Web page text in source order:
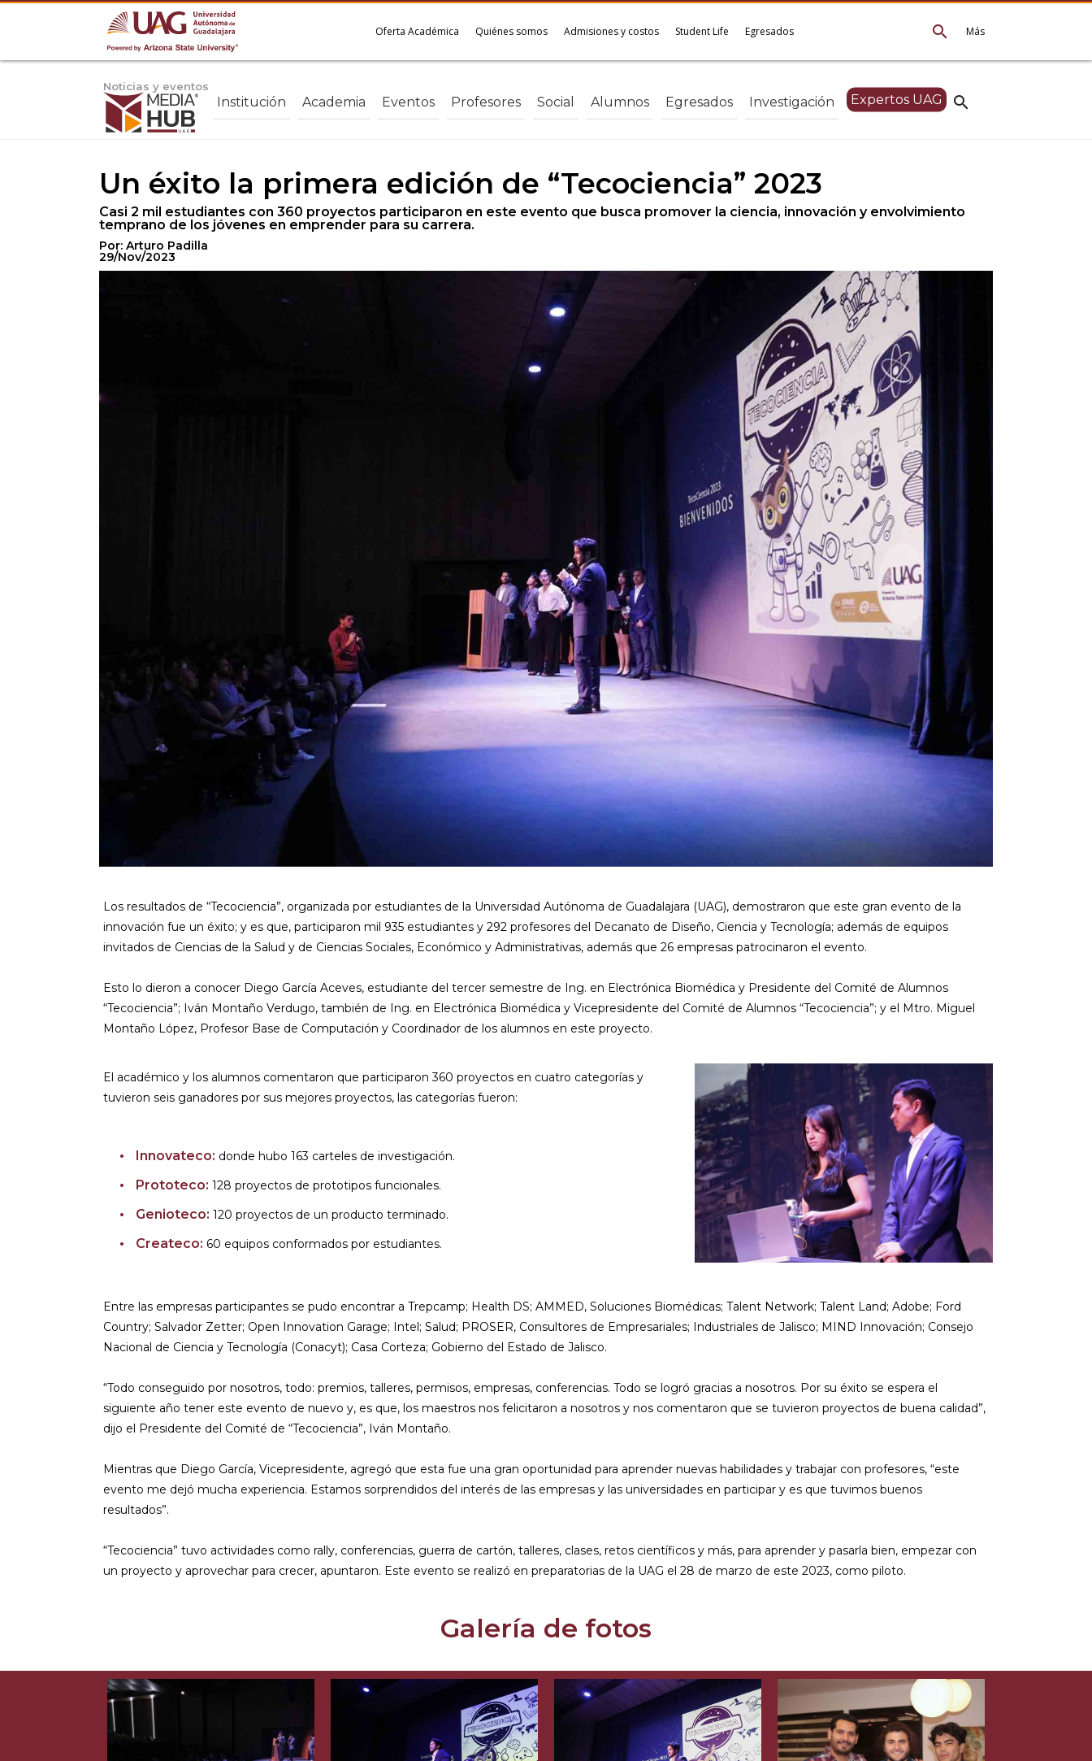
Más
search
Oferta Académica Quiénes somos Admisiones y costos Student Life Egresados
Noticias y eventos
search
Institución Academia Eventos Profesores Social Alumnos Egresados Investigación Expertos UAG
Un éxito la primera edición de “Tecociencia” 2023
Casi 2 mil estudiantes con 360 proyectos participaron en este evento que busca promover la ciencia, innovación y envolvimiento
temprano de los jóvenes en emprender para su carrera.
Por: Arturo Padilla
29/Nov/2023
Los resultados de “Tecociencia”, organizada por estudiantes de la Universidad Autónoma de Guadalajara (UAG), demostraron que este gran evento de la
innovación fue un éxito; y es que, participaron mil 935 estudiantes y 292 profesores del Decanato de Diseño, Ciencia y Tecnología; además de equipos
invitados de Ciencias de la Salud y de Ciencias Sociales, Económico y Administrativas, además que 26 empresas patrocinaron el evento.
Esto lo dieron a conocer Diego García Aceves, estudiante del tercer semestre de Ing. en Electrónica Biomédica y Presidente del Comité de Alumnos
“Tecociencia”; Iván Montaño Verdugo, también de Ing. en Electrónica Biomédica y Vicepresidente del Comité de Alumnos “Tecociencia”; y el Mtro. Miguel
Montaño López, Profesor Base de Computación y Coordinador de los alumnos en este proyecto.
El académico y los alumnos comentaron que participaron 360 proyectos en cuatro categorías y
tuvieron seis ganadores por sus mejores proyectos, las categorías fueron:
Innovateco: donde hubo 163 carteles de investigación.
Prototeco: 128 proyectos de prototipos funcionales.
Genioteco: 120 proyectos de un producto terminado.
Createco: 60 equipos conformados por estudiantes.
Entre las empresas participantes se pudo encontrar a Trepcamp; Health DS; AMMED, Soluciones Biomédicas; Talent Network; Talent Land; Adobe; Ford
Country; Salvador Zetter; Open Innovation Garage; Intel; Salud; PROSER, Consultores de Empresariales; Industriales de Jalisco; MIND Innovación; Consejo
Nacional de Ciencia y Tecnología (Conacyt); Casa Corteza; Gobierno del Estado de Jalisco.
“Todo conseguido por nosotros, todo: premios, talleres, permisos, empresas, conferencias. Todo se logró gracias a nosotros. Por su éxito se espera el
siguiente año tener este evento de nuevo y, es que, los maestros nos felicitaron a nosotros y nos comentaron que se tuvieron proyectos de buena calidad”,
dijo el Presidente del Comité de “Tecociencia”, Iván Montaño.
Mientras que Diego García, Vicepresidente, agregó que esta fue una gran oportunidad para aprender nuevas habilidades y trabajar con profesores, “este
evento me dejó mucha experiencia. Estamos sorprendidos del interés de las empresas y las universidades en participar y es que tuvimos buenos
resultados”.
“Tecociencia” tuvo actividades como rally, conferencias, guerra de cartón, talleres, clases, retos científicos y más, para aprender y pasarla bien, empezar con
un proyecto y aprovechar para crecer, apuntaron. Este evento se realizó en preparatorias de la UAG el 28 de marzo de este 2023, como piloto.
Galería de fotos